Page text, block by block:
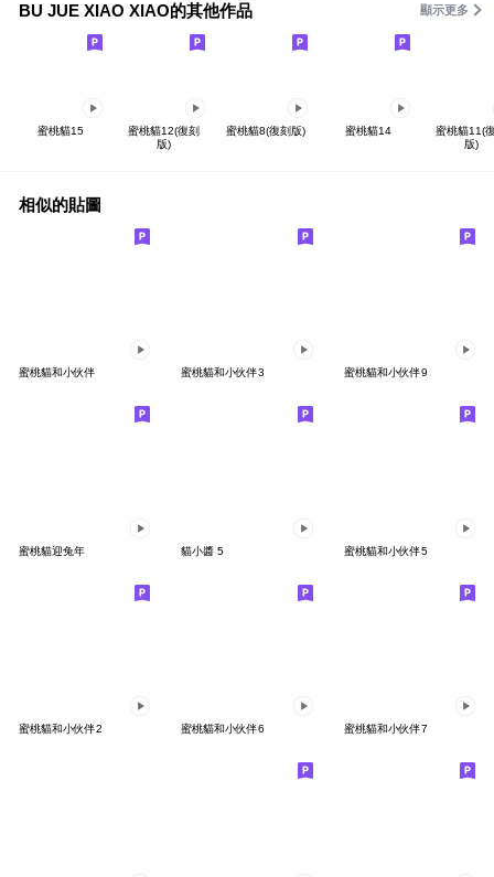
BU JUE XIAO XIAO的其他作品 顯示更多
蜜桃貓15
蜜桃貓12(復刻
版)
蜜桃貓8(復刻版) 蜜桃貓14
蜜桃貓11(
版)
相似的貼圖
蜜桃貓和小伙伴 蜜桃貓和小伙伴3 蜜桃貓和小伙伴9
蜜桃貓迎兔年 貓小醬 5 蜜桃貓和小伙伴5
蜜桃貓和小伙伴2 蜜桃貓和小伙伴6 蜜桃貓和小伙伴7